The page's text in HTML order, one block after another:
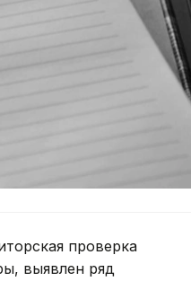
проверка
выявлен ряд